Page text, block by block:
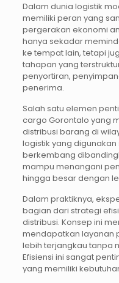
Dalam dunia logistik
memiliki peran yang
pergerakan ekonomi
hanya sekadar
ke tempat lain, tetapi
tahapan yang
penyortiran,
penerima.
Salah satu elemen
cargo Gorontalo yang
distribusi barang di
logistik yang
berkembang
mampu menangani
hingga besar dengan
Dalam praktiknya,
bagian dari strategi
distribusi. Konsep ini
mendapatkan layanan
lebih terjangkau tanpa
Efisiensi ini sangat
yang memiliki